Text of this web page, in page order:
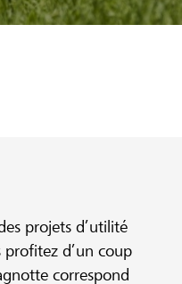
projets d’utilité
profitez d’un coup
correspond